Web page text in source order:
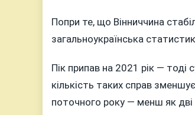
Попри те, що Вінниччина
загальноукраїнська
Пік припав на 2021 рік — тоді
кількість таких справ
поточного року — менш як дві